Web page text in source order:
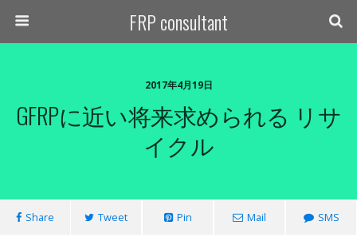
FRP consultant
2017年4月19日
GFRPに近い将来求められる リサ
イクル
Share Tweet Pin Mail SMS